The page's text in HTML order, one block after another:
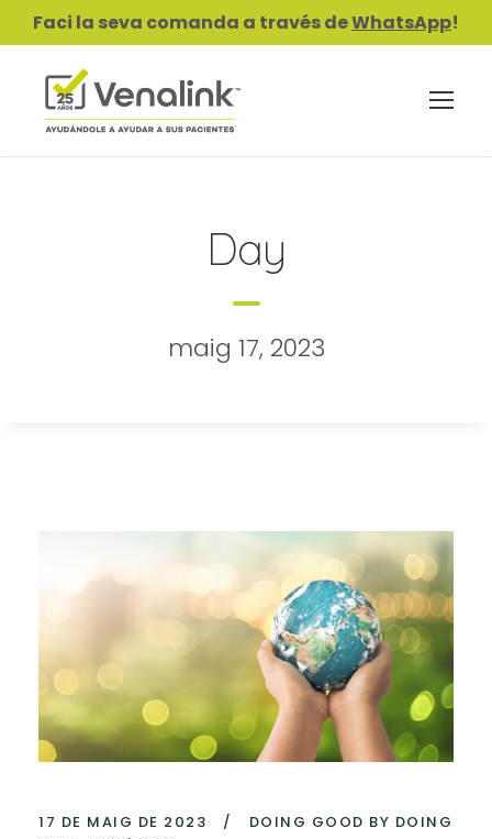
Faci la seva comanda a través deWhatsApp!
Day
maig 17, 2023
17 DE MAIG DE 2023 /
DOING GOOD BY DOING